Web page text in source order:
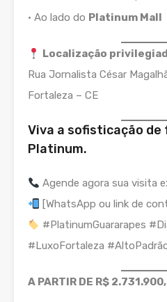
• Ao lado do Platinum Mall
Localização
Rua Jornalista César
Fortaleza – CE
Viva a sofisticação de
Platinum.
Agende agora sua visita
[WhatsApp ou link de
#PlatinumGuararapes
#LuxoFortaleza
A PARTIR DE R$